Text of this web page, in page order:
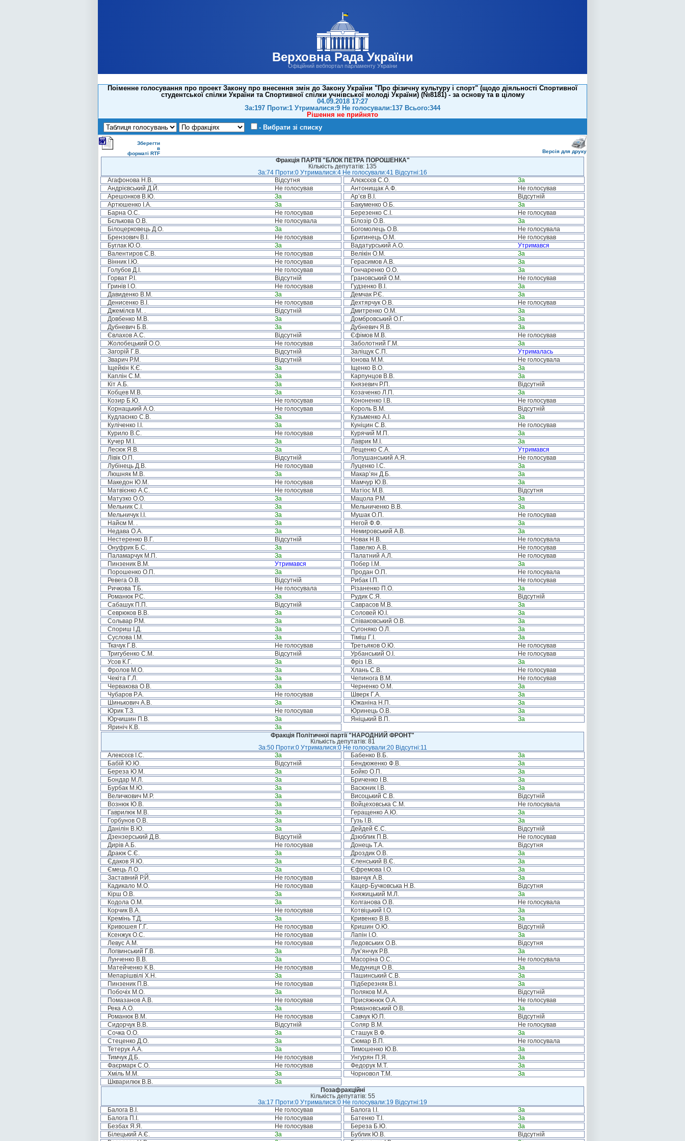
Верховна Рада України
Офіційний вебпортал парламенту України
Поіменне голосування про проект Закону про внесення змін до Закону України "Про фізичну культуру і спорт" (щодо діяльності Спортивної
студентської спілки України та Спортивної спілки учнівської молоді України) (№8181) - за основу та в цілому
04.09.2018 17:27
За:197 Проти:1 Утрималися:9 Не голосували:137 Всього:344
Рішення не прийнято
- Вибрати зі списку
Зберегти
в
форматі RTF
Версія для друку
Фракція ПАРТІЇ "БЛОК ПЕТРА ПОРОШЕНКА"
Кількість депутатів: 135
За:74 Проти:0 Утрималися:4 Не голосували:41 Відсутні:16
Агафонова Н.В.
Відсутня Алєксєєв С.О.
За
Андрієвський Д.Й.
Не голосував Антонищак А.Ф.
Не голосував
Арешонков В.Ю.
За Ар’єв В.І.
Відсутній
Артюшенко І.А.
За Бакуменко О.Б.
За
Барна О.С.
Не голосував Березенко С.І.
Не голосував
Бєлькова О.В.
Не голосувала Білозір О.В.
За
Білоцерковець Д.О.
За Богомолець О.В.
Не голосувала
Брензович В.І.
Не голосував Бригинець О.М.
Не голосував
Буглак Ю.О.
За Вадатурський А.О.
Утримався
Валентиров С.В.
Не голосував Велікін О.М.
За
Вінник І.Ю.
Не голосував Герасимов А.В.
За
Голубов Д.І.
Не голосував Гончаренко О.О.
За
Горват Р.І.
Відсутній Грановський О.М.
Не голосував
Гринів І.О.
Не голосував Гудзенко В.І.
За
Давиденко В.М.
За Демчак Р.Є.
За
Денисенко В.І.
Не голосував Дехтярчук О.В.
Не голосував
Джемілєв М. .
Відсутній Дмитренко О.М.
За
Довбенко М.В.
За Домбровський О.Г.
За
Дубневич Б.В.
За Дубневич Я.В.
За
Євлахов А.С.
Відсутній Єфімов М.В.
Не голосував
Жолобецький О.О.
Не голосував Заболотний Г.М.
За
Загорій Г.В.
Відсутній Заліщук С.П.
Утрималась
Зварич Р.М.
Відсутній Іонова М.М.
Не голосувала
Іщейкін К.Є.
За Іщенко В.О.
За
Каплін С.М.
За Карпунцов В.В.
За
Кіт А.Б.
За Князевич Р.П.
Відсутній
Кобцев М.В.
За Козаченко Л.П.
За
Козир Б.Ю.
Не голосував Кононенко І.В.
Не голосував
Корнацький А.О.
Не голосував Король В.М.
Відсутній
Кудлаєнко С.В.
За Кузьменко А.І.
За
Куліченко І.І.
За Куніцин С.В.
Не голосував
Курило В.С.
Не голосував Курячий М.П.
За
Кучер М.І.
За Лаврик М.І.
За
Лесюк Я.В.
За Лещенко С.А.
Утримався
Лівік О.П.
Відсутній Лопушанський А.Я.
Не голосував
Лубінець Д.В.
Не голосував Луценко І.С.
За
Люшняк М.В.
За Макар’ян Д.Б.
За
Македон Ю.М.
Не голосував Мамчур Ю.В.
За
Матвієнко А.С.
Не голосував Матіос М.В.
Відсутня
Матузко О.О.
За Мацола Р.М.
За
Мельник С.І.
За Мельниченко В.В.
За
Мельничук І.І.
За Мушак О.П.
Не голосував
Найєм М. .
За Негой Ф.Ф.
За
Недава О.А.
За Немировський А.В.
За
Нестеренко В.Г.
Відсутній Новак Н.В.
Не голосувала
Онуфрик Б.С.
За Павелко А.В.
Не голосував
Паламарчук М.П.
За Палатний А.Л.
Не голосував
Пинзеник В.М.
Утримався Побер І.М.
За
Порошенко О.П.
За Продан О.П.
Не голосувала
Ревега О.В.
Відсутній Рибак І.П.
Не голосував
Ричкова Т.Б.
Не голосувала Різаненко П.О.
За
Романюк Р.С.
За Рудик С.Я.
Відсутній
Сабашук П.П.
Відсутній Саврасов М.В.
За
Севрюков В.В.
За Соловей Ю.І.
За
Сольвар Р.М.
За Співаковський О.В.
За
Спориш І.Д.
За Сугоняко О.Л.
За
Суслова І.М.
За Тіміш Г.І.
За
Ткачук Г.В.
Не голосував Третьяков О.Ю.
Не голосував
Тригубенко С.М.
Відсутній Урбанський О.І.
Не голосував
Усов К.Г.
За Фріз І.В.
За
Фролов М.О.
За Хлань С.В.
Не голосував
Чекіта Г.Л.
За Чепинога В.М.
Не голосував
Червакова О.В.
За Черненко О.М.
За
Чубаров Р.А.
Не голосував Шверк Г.А.
За
Шинькович А.В.
За Южаніна Н.П.
За
Юрик Т.З.
Не голосував Юринець О.В.
За
Юрчишин П.В.
За Яніцький В.П.
За
Яриніч К.В.
За
Фракція Політичної партії "НАРОДНИЙ ФРОНТ"
Кількість депутатів: 81
За:50 Проти:0 Утрималися:0 Не голосували:20 Відсутні:11
Алексєєв І.С.
За Бабенко В.Б.
За
Бабій Ю.Ю.
Відсутній Бендюженко Ф.В.
За
Береза Ю.М.
За Бойко О.П.
За
Бондар М.Л.
За Бриченко І.В.
За
Бурбак М.Ю.
За Васюник І.В.
За
Величкович М.Р.
За Висоцький С.В.
Відсутній
Вознюк Ю.В.
За Войцеховська С.М.
Не голосувала
Гаврилюк М.В.
За Геращенко А.Ю.
За
Горбунов О.В.
За Гузь І.В.
За
Данілін В.Ю.
За Дейдей Є.С.
Відсутній
Дзензерський Д.В.
Відсутній Дзюблик П.В.
Не голосував
Дирів А.Б.
Не голосував Донець Т.А.
Відсутня
Драюк С.Є.
За Дроздик О.В.
За
Єдаков Я.Ю.
За Єленський В.Є.
За
Ємець Л.О.
За Єфремова І.О.
За
Заставний Р.Й.
Не голосував Іванчук А.В.
За
Кадикало М.О.
Не голосував Кацер-Бучковська Н.В.
Відсутня
Кірш О.В.
За Княжицький М.Л.
За
Кодола О.М.
За Колганова О.В.
Не голосувала
Корчик В.А.
Не голосував Котвіцький І.О.
За
Кремінь Т.Д.
За Кривенко В.В.
За
Кривошея Г.Г.
Не голосував Кришин О.Ю.
Відсутній
Ксенжук О.С.
Не голосував Лапін І.О.
За
Левус А.М.
Не голосував Ледовських О.В.
Відсутня
Логвинський Г.В.
За Лук’янчук Р.В.
За
Лунченко В.В.
За Масоріна О.С.
Не голосувала
Матейченко К.В.
Не голосував Медуниця О.В.
За
Мепарішвілі Х.Н.
За Пашинський С.В.
За
Пинзеник П.В.
Не голосував Підберезняк В.І.
За
Побочіх М.О.
За Поляков М.А.
Відсутній
Помазанов А.В.
Не голосував Присяжнюк О.А.
Не голосував
Река А.О.
За Романовський О.В.
За
Романюк В.М.
Не голосував Савчук Ю.П.
Відсутній
Сидорчук В.В.
Відсутній Соляр В.М.
Не голосував
Сочка О.О.
За Сташук В.Ф.
За
Стеценко Д.О.
За Сюмар В.П.
Не голосувала
Тетерук А.А.
За Тимошенко Ю.В.
За
Тимчук Д.Б.
Не голосував Унгурян П.Я.
За
Фаєрмарк С.О.
Не голосував Федорук М.Т.
За
Хміль М.М.
За Чорновол Т.М.
За
Шкварилюк В.В.
За
Позафракційні
Кількість депутатів: 55
За:17 Проти:0 Утрималися:0 Не голосували:19 Відсутні:19
Балога В.І.
Не голосував Балога І.І.
За
Балога П.І.
Не голосував Батенко Т.І.
За
Безбах Я.Я.
Не голосував Береза Б.Ю.
За
Білецький А.Є.
За Бублик Ю.В.
Відсутній